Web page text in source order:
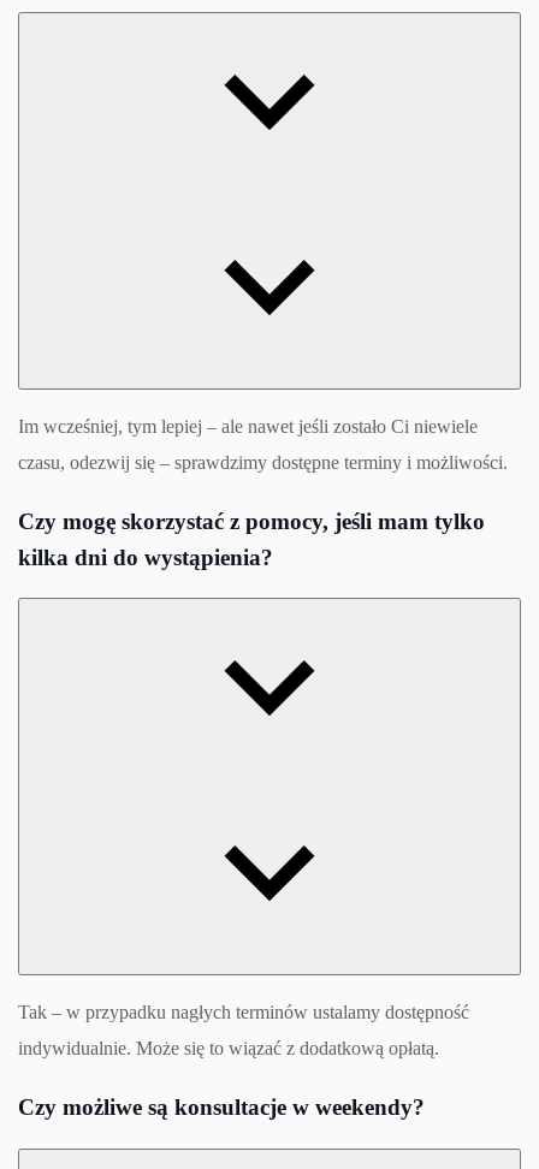
Im wcześniej, tym lepiej – ale nawet jeśli zostało Ci niewiele
czasu, odezwij się – sprawdzimy dostępne terminy i możliwości.
Czy mogę skorzystać z pomocy, jeśli mam tylko
kilka dni do wystąpienia?
Tak – w przypadku nagłych terminów ustalamy dostępność
indywidualnie. Może się to wiązać z dodatkową opłatą.
Czy możliwe są konsultacje w weekendy?